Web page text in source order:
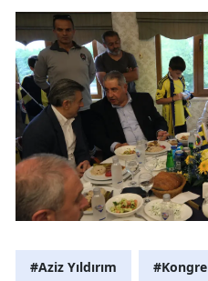
#Aziz Yıldırım #Kongre